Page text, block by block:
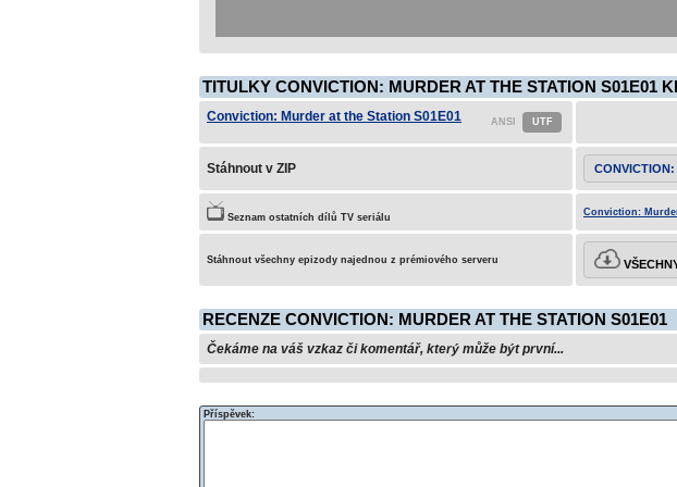
TITULKY CONVICTION: MURDER AT THE STATION S01E01
Conviction: Murder at the Station S01E01
Stáhnout v ZIP CONVICTION:
Seznam ostatních dílů TV seriálu Conviction:
Stáhnout všechny epizody najednou z prémiového serveru
RECENZE CONVICTION: MURDER AT THE STATION S01E01
Čekáme na váš vzkaz či komentář, který může být první...
Příspěvek: